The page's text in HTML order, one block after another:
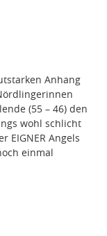
Anhang
(55 – 46) den
wohl schlicht
EIGNER Angels
einmal